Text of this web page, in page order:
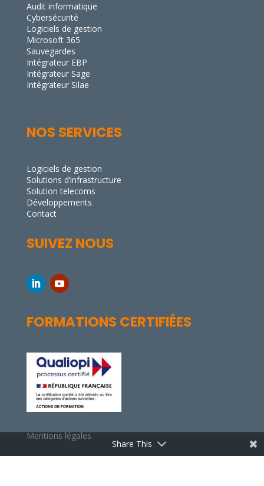
Audit informatique
Cybersécurité
Logiciels de gestion
Microsoft 365
Sauvegardes
Intégrateur EBP
Intégrateur Sage
Intégrateur Silae
NOS SERVICES
Logiciels de gestion
Solutions d’infrastructure
Solution telecoms
Développements
Contact
SUIVEZ NOUS
FORMATIONS CERTIFIÉES
Mentions légales
Share This